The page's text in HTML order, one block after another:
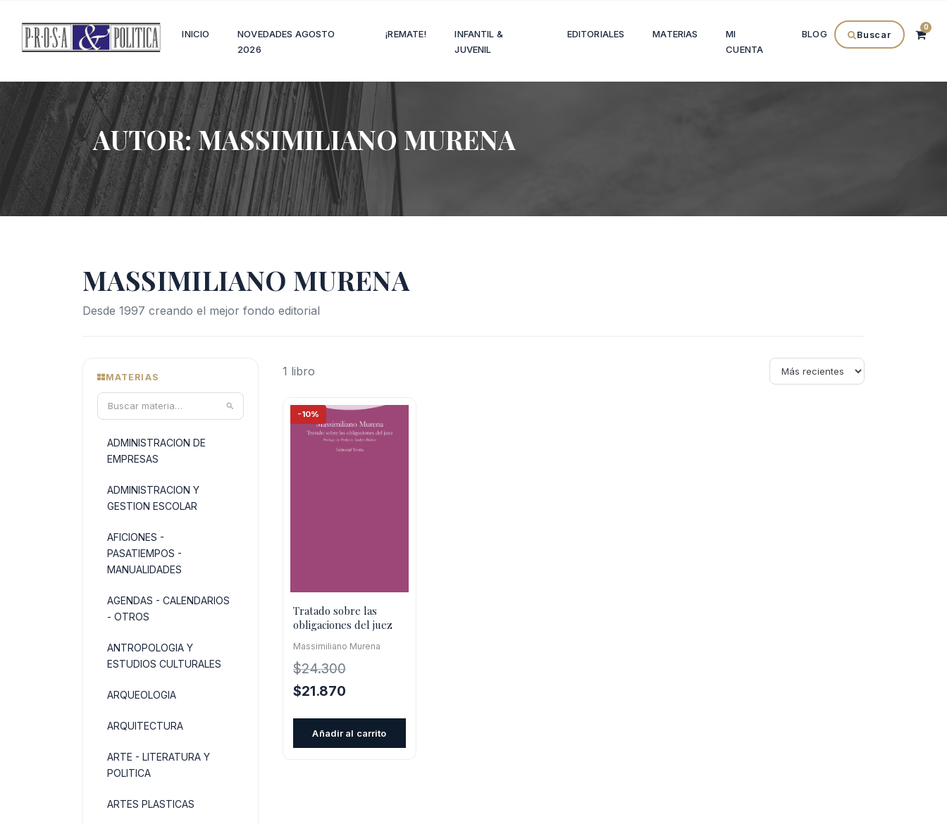
INICIO
NOVEDADES AGOSTO
2026
¡REMATE!
INFANTIL &
JUVENIL
EDITORIALES MATERIAS
MI
CUENTA
BLOG Buscar
0
AUTOR:MASSIMILIANO MURENA
MASSIMILIANO MURENA
Desde 1997 creando el mejor fondo editorial
MATERIAS
ADMINISTRACION DE
EMPRESAS
ADMINISTRACION Y
GESTION ESCOLAR
AFICIONES -
PASATIEMPOS -
MANUALIDADES
AGENDAS - CALENDARIOS
- OTROS
ANTROPOLOGIA Y
ESTUDIOS CULTURALES
ARQUEOLOGIA
ARQUITECTURA
ARTE - LITERATURA Y
POLITICA
ARTES PLASTICAS
1 libro
-10%
Tratado sobre las
obligaciones del juez
Massimiliano Murena
$24.300
El
$21.870
Añadir al carrito